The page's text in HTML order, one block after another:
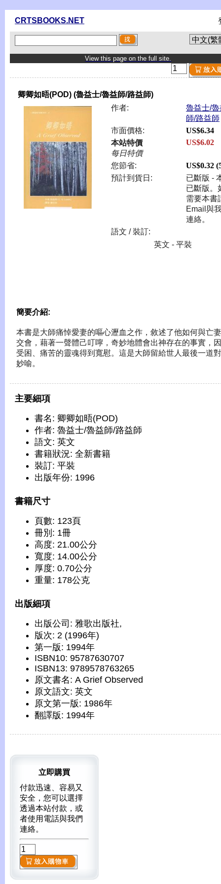
CRTSBOOKS.NET
View this page on the full site.
卿卿如晤(POD) (魯益士/魯益師/路益師)
作者:
魯益士/魯
師/路益師
市面價格:
US$6.34
本站特價
每日特價
US$6.02
您節省:
US$0.32
預計到貨日:
已斷版 -
已斷版。
需要本書
Email與
連絡。
語文 / 裝訂:
英文 - 平裝
簡要介紹:
本書是大師痛悼愛妻的嘔心瀝血之作，敘述了他如何與亡
交會，藉著一聲體己叮嚀，奇妙地體會出神存在的事實，
受困、痛苦的靈魂得到寬慰。這是大師留給世人最後一道
妙喻。
主要細項
書名: 卿卿如晤(POD)
作者: 魯益士/魯益師/路益師
語文: 英文
書籍狀況: 全新書籍
裝訂: 平裝
出版年份: 1996
書籍尺寸
頁數: 123頁
冊別: 1冊
高度: 21.00公分
寬度: 14.00公分
厚度: 0.70公分
重量: 178公克
出版細項
出版公司: 雅歌出版社,
版次: 2 (1996年)
第一版: 1994年
ISBN10: 95787630707
ISBN13: 9789578763265
原文書名: A Grief Observed
原文語文: 英文
原文第一版: 1986年
翻譯版: 1994年
立即購買
付款迅速、容易又
安全，您可以選擇
透過本站付款，或
者使用電話與我們
連絡。